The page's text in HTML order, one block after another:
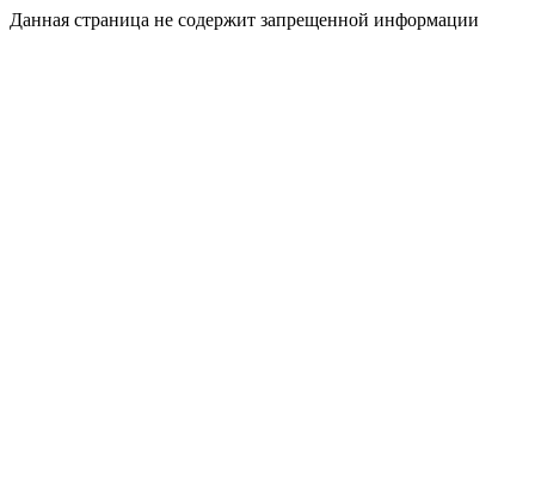
Данная страница не содержит запрещенной информации